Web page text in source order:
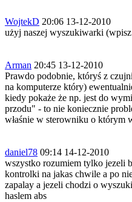
WojtekD 20:06 13-12-2010
użyj naszej wyszukiwarki
Arman 20:45 13-12-2010
Prawdo podobnie, któryś z
na komputerze który)
kiedy pokaże że np. jest do
przodu" - to nie koniecznie
właśnie w sterowniku o którym
daniel78 09:14 14-12-2010
wszystko rozumiem tylko jezeli
kontrolki na jakas chwile a po
zapalay a jezeli chodzi o
haslem abs